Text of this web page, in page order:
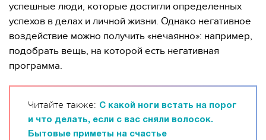
успешные люди, которые достигли определенных
успехов в делах и личной жизни. Однако негативное
воздействие можно получить «нечаянно»: например,
подобрать вещь, на которой есть негативная
программа.
Читайте также: С какой ноги встать на порог
и что делать, если с вас сняли волосок.
Бытовые приметы на счастье